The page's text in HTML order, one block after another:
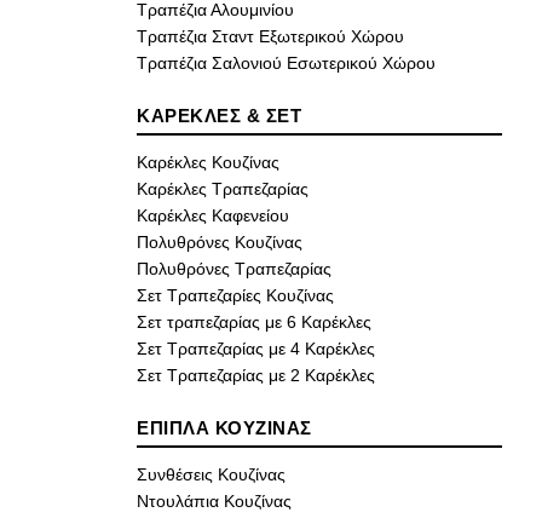
Τραπέζια Αλουμινίου
Τραπέζια Σταντ Εξωτερικού Χώρου
Τραπέζια Σαλονιού Εσωτερικού Χώρου
ΚΑΡΕΚΛΕΣ & ΣΕΤ
Καρέκλες Κουζίνας
Καρέκλες Τραπεζαρίας
Καρέκλες Καφενείου
Πολυθρόνες Κουζίνας
Πολυθρόνες Τραπεζαρίας
Σετ Τραπεζαρίες Κουζίνας
Σετ τραπεζαρίας με 6 Καρέκλες
Σετ Τραπεζαρίας με 4 Καρέκλες
Σετ Τραπεζαρίας με 2 Καρέκλες
ΕΠΙΠΛΑ ΚΟΥΖΙΝΑΣ
Συνθέσεις Κουζίνας
Ντουλάπια Κουζίνας